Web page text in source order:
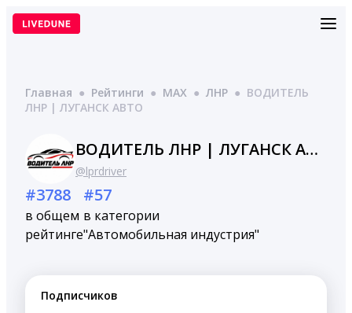
Перейти
Главная ● Рейтинги ● MAX ● ЛНР ● ВОДИТЕЛЬ
ЛНР | ЛУГАНСК АВТО
ВОДИТЕЛЬ ЛНР | ЛУГАНСК АВТО
@lprdriver
#3788
в общем
рейтинге
#57
в категории
"Автомобильная индустрия"
Подписчиков